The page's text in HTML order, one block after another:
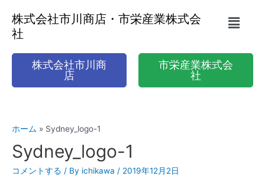
株式会社市川商店・市栄産業株式会
社
株式会社市川商
店
市栄産業株式会
社
ホーム Sydney_logo-1
Sydney_logo-1
コメントする / By ichikawa / 2019年12月2日